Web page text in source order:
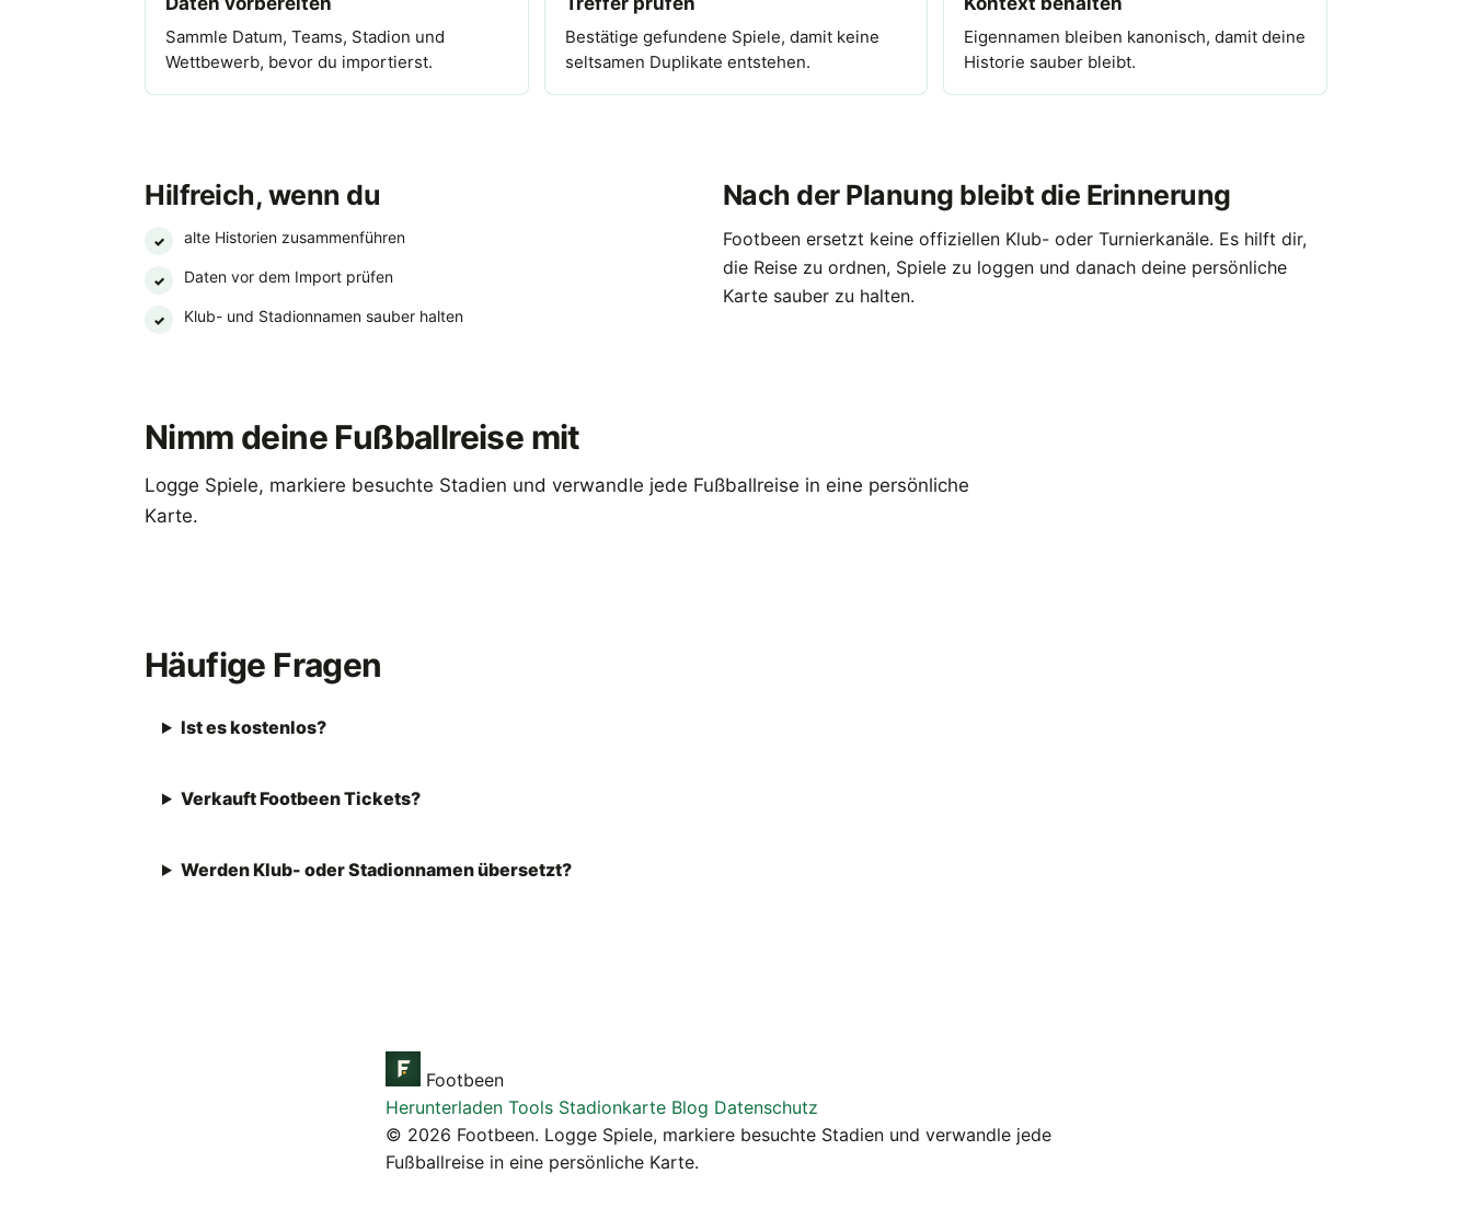
Sammle Datum, Teams, Stadion und
Wettbewerb, bevor du importierst.
Bestätige gefundene Spiele, damit keine
seltsamen Duplikate entstehen.
Eigennamen bleiben kanonisch, damit deine
Historie sauber bleibt.
Hilfreich, wenn du
✓ alte Historien zusammenführen
✓ Daten vor dem Import prüfen
✓ Klub- und Stadionnamen sauber halten
Nach der Planung bleibt die Erinnerung
Footbeen ersetzt keine offiziellen Klub- oder Turnierkanäle. Es hilft dir,
die Reise zu ordnen, Spiele zu loggen und danach deine persönliche
Karte sauber zu halten.
Nimm deine Fußballreise mit
Logge Spiele, markiere besuchte Stadien und verwandle jede Fußballreise in eine persönliche
Karte.
Häufige Fragen
Ist es kostenlos?
Verkauft Footbeen Tickets?
Werden Klub- oder Stadionnamen übersetzt?
Footbeen
Herunterladen Tools Stadionkarte Blog Datenschutz
© 2026 Footbeen. Logge Spiele, markiere besuchte Stadien und verwandle jede
Fußballreise in eine persönliche Karte.